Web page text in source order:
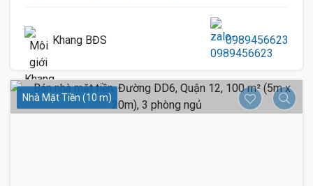
Khang BĐS 0989456623
Nhà Mặt Tiền (10 m)